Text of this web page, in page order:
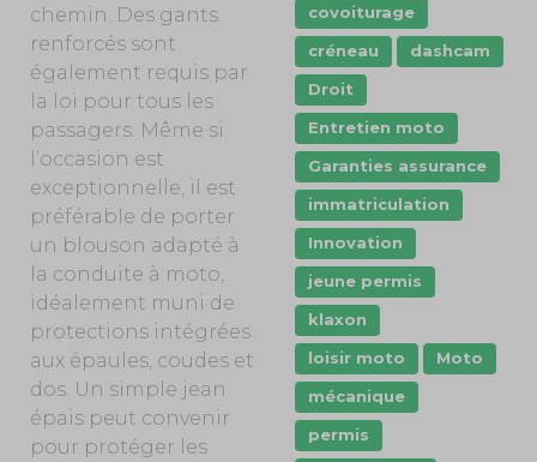
chemin. Des gants
renforcés sont
également requis par
la loi pour tous les
passagers. Même si
l’occasion est
exceptionnelle, il est
préférable de porter
un blouson adapté à
la conduite à moto,
idéalement muni de
protections intégrées
aux épaules, coudes et
dos. Un simple jean
épais peut convenir
pour protéger les
covoiturage
créneau
dashcam
Droit
Entretien moto
Garanties assurance
immatriculation
Innovation
jeune permis
klaxon
loisir moto
Moto
mécanique
permis